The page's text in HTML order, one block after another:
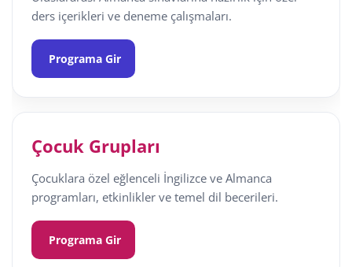
ders içerikleri ve deneme çalışmaları.
Programa Gir
Çocuk Grupları
Çocuklara özel eğlenceli İngilizce ve Almanca
programları, etkinlikler ve temel dil becerileri.
Programa Gir